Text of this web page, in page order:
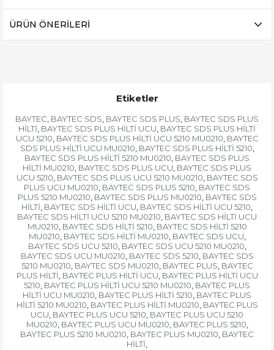
ÜRÜN ÖNERILERI
Etiketler
BAYTEC, BAYTEC SDS, BAYTEC SDS PLUS, BAYTEC SDS PLUS
HİLTİ, BAYTEC SDS PLUS HİLTİ UCU, BAYTEC SDS PLUS HİLTİ
UCU 5210, BAYTEC SDS PLUS HİLTİ UCU 5210 MU0210, BAYTEC
SDS PLUS HİLTİ UCU MU0210, BAYTEC SDS PLUS HİLTİ 5210,
BAYTEC SDS PLUS HİLTİ 5210 MU0210, BAYTEC SDS PLUS
HİLTİ MU0210, BAYTEC SDS PLUS UCU, BAYTEC SDS PLUS
UCU 5210, BAYTEC SDS PLUS UCU 5210 MU0210, BAYTEC SDS
PLUS UCU MU0210, BAYTEC SDS PLUS 5210, BAYTEC SDS
PLUS 5210 MU0210, BAYTEC SDS PLUS MU0210, BAYTEC SDS
HİLTİ, BAYTEC SDS HİLTİ UCU, BAYTEC SDS HİLTİ UCU 5210,
BAYTEC SDS HİLTİ UCU 5210 MU0210, BAYTEC SDS HİLTİ UCU
MU0210, BAYTEC SDS HİLTİ 5210, BAYTEC SDS HİLTİ 5210
MU0210, BAYTEC SDS HİLTİ MU0210, BAYTEC SDS UCU,
BAYTEC SDS UCU 5210, BAYTEC SDS UCU 5210 MU0210,
BAYTEC SDS UCU MU0210, BAYTEC SDS 5210, BAYTEC SDS
5210 MU0210, BAYTEC SDS MU0210, BAYTEC PLUS, BAYTEC
PLUS HİLTİ, BAYTEC PLUS HİLTİ UCU, BAYTEC PLUS HİLTİ UCU
5210, BAYTEC PLUS HİLTİ UCU 5210 MU0210, BAYTEC PLUS
HİLTİ UCU MU0210, BAYTEC PLUS HİLTİ 5210, BAYTEC PLUS
HİLTİ 5210 MU0210, BAYTEC PLUS HİLTİ MU0210, BAYTEC PLUS
UCU, BAYTEC PLUS UCU 5210, BAYTEC PLUS UCU 5210
MU0210, BAYTEC PLUS UCU MU0210, BAYTEC PLUS 5210,
BAYTEC PLUS 5210 MU0210, BAYTEC PLUS MU0210, BAYTEC
HİLTİ,